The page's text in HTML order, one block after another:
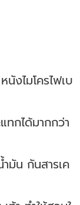
งไมโครไฟเบ
ทกได้มากกว่า
มัน กันสารเค